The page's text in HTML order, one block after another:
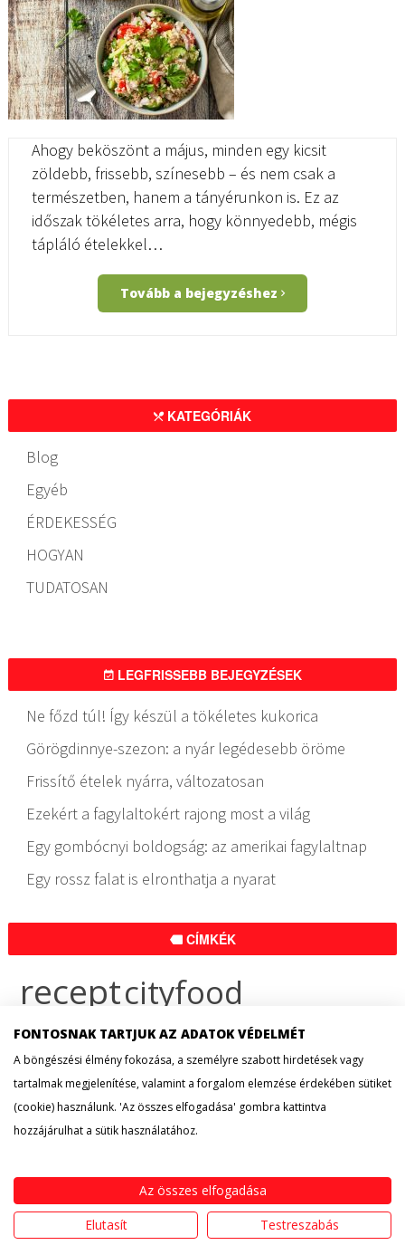
Ahogy beköszönt a május, minden egy kicsit
zöldebb, frissebb, színesebb – és nem csak a
természetben, hanem a tányérunkon is. Ez az
időszak tökéletes arra, hogy könnyedebb, mégis
tápláló ételekkel…
Tovább a bejegyzéshez
KATEGÓRIÁK
Blog
Egyéb
ÉRDEKESSÉG
HOGYAN
TUDATOSAN
LEGFRISSEBB BEJEGYZÉSEK
Ne főzd túl! Így készül a tökéletes kukorica
Görögdinnye-szezon: a nyár legédesebb öröme
Frissítő ételek nyárra, változatosan
Ezekért a fagylaltokért rajong most a világ
Egy gombócnyi boldogság: az amerikai fagylaltnap
Egy rossz falat is elronthatja a nyarat
CÍMKÉK
receptcityfood
érdekességhogyan
készítsemegészséges
táplálkozássütemény
gyümölcsünnepebéd
házhozszállítás hogyan
FONTOSNAK TARTJUK AZ ADATOK VÉDELMÉT
A böngészési élmény fokozása, a személyre szabott hirdetések vagy
tartalmak megjelenítése, valamint a forgalom elemzése érdekében sütiket
(cookie) használunk. 'Az összes elfogadása' gombra kattintva
hozzájárulhat a sütik használatához.
Az összes elfogadása
Elutasít
Testreszabás